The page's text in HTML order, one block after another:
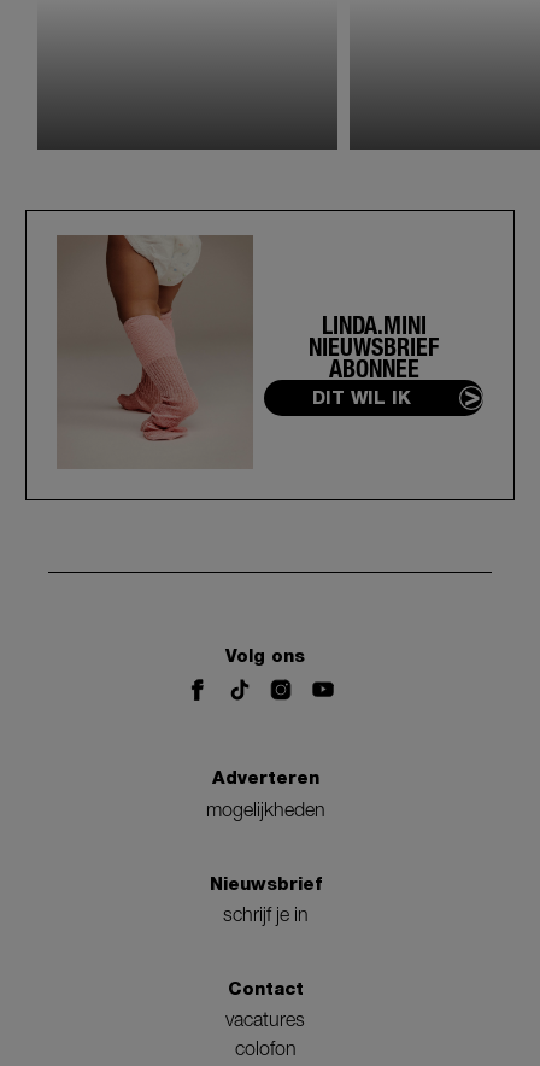
LINDA.MINI
NIEUWSBRIEF
ABONNEE
DIT WIL IK
Volg ons
Adverteren
mogelijkheden
Nieuwsbrief
schrijf je in
Contact
vacatures
colofon